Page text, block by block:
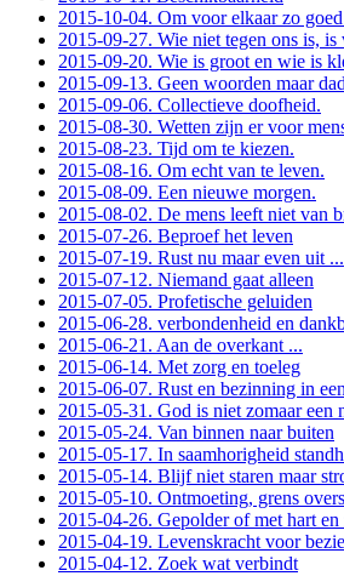
2015-10-04. Om voor elkaar zo
2015-09-27. Wie niet tegen ons is, is
2015-09-20. Wie is groot en wie is
2015-09-13. Geen woorden maar
2015-09-06. Collectieve doofheid.
2015-08-30. Wetten zijn er voor
2015-08-23. Tijd om te kiezen.
2015-08-16. Om echt van te leven.
2015-08-09. Een nieuwe morgen.
2015-08-02. De mens leeft niet van
2015-07-26. Beproef het leven
2015-07-19. Rust nu maar even uit ...
2015-07-12. Niemand gaat alleen
2015-07-05. Profetische geluiden
2015-06-28. verbondenheid en
2015-06-21. Aan de overkant ...
2015-06-14. Met zorg en toeleg
2015-06-07. Rust en bezinning in
2015-05-31. God is niet zomaar een
2015-05-24. Van binnen naar buiten
2015-05-17. In saamhorigheid
2015-05-14. Blijf niet staren maar
2015-05-10. Ontmoeting, grens
2015-04-26. Gepolder of met hart en
2015-04-19. Levenskracht voor
2015-04-12. Zoek wat verbindt